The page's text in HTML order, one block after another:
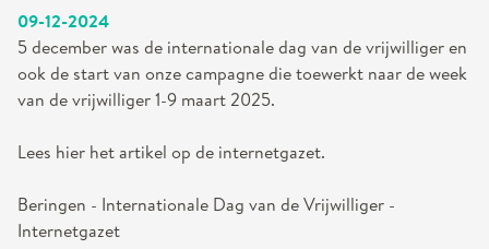
09-12-2024
5 december was de internationale dag van de vrijwilliger en
ook de start van onze campagne die toewerkt naar de week
van de vrijwilliger 1-9 maart 2025.
Lees hier het artikel op de internetgazet.
Beringen - Internationale Dag van de Vrijwilliger -
Internetgazet